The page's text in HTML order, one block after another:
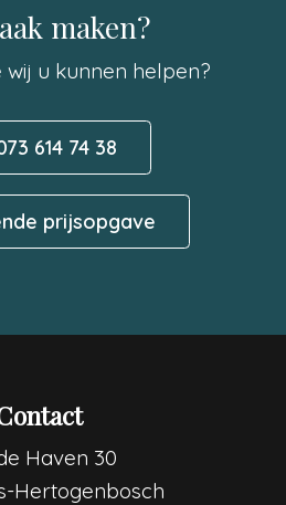
maken?
wij u kunnen helpen?
614 74 38
prijsopgave
Haven 30
Hertogenbosch